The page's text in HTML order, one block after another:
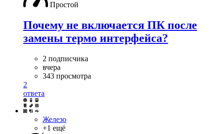
Простой
Почему не включается ПК после
замены термо интерфейса?
2 подписчика
вчера
343 просмотра
2
ответа
Железо
+1 ещё